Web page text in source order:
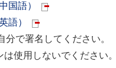
国語）
語）
で署名してください。
使用しないでください。